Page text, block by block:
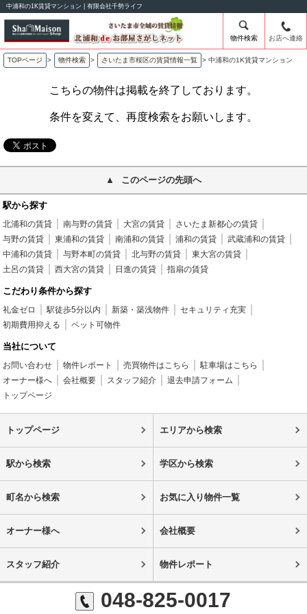
中浦和の1K賃貸マンション | 有限会社千勢ライフ
物件検索 お店へ連絡
TOPページ > 物件検索 > さいたま市桜区の賃貸情報一覧 > 中浦和の1K賃貸マンション
こちらの物件は掲載を終了しております。
条件を変えて、再度検索をお願いします。
このページの先頭へ
駅から探す
北浦和の賃貸 南与野の賃貸 大宮の賃貸
さいたま新都心の賃貸
与野の賃貸
東浦和の賃貸 南浦和の賃貸 浦和の賃貸
武蔵浦和の賃貸
中浦和の賃貸
与野本町の賃貸 北与野の賃貸
東大宮の賃貸
土呂の賃貸
西大宮の賃貸 日進の賃貸 指扇の賃貸
こだわり条件から探す
礼金ゼロ 駅徒歩5分以内 新築・築浅物件
セキュリティ充実
初期費用抑える
ペット可物件
当社について
お問い合わせ 物件レポート 売買物件はこちら
駐車場はこちら
オーナー様へ
会社概要 スタッフ紹介
退去申請フォーム
トップページ
トップページ エリアから検索
駅から検索 学区から検索
町名から検索 お気に入り物件一覧
オーナー様へ 会社概要
スタッフ紹介 物件レポート
048-825-0017